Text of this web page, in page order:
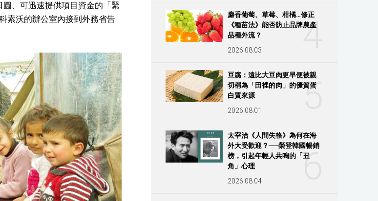
、可迅速提供項目資金的「緊
索沃的辦公室內接到外務省告
4
麝香葡萄、草莓、柑橘…修正
《種苗法》能否防止品牌農產
品種外流？
2026.08.03
5
豆腐：遠比大豆肉更早便被親
切稱為「田裡的肉」的優質蛋
白質來源
2026.08.01
6
太宰治《人間失格》為何在海
外大受歡迎？──榮登韓國暢銷
榜，引起年輕人共鳴的「丑
角」心理
2026.08.04